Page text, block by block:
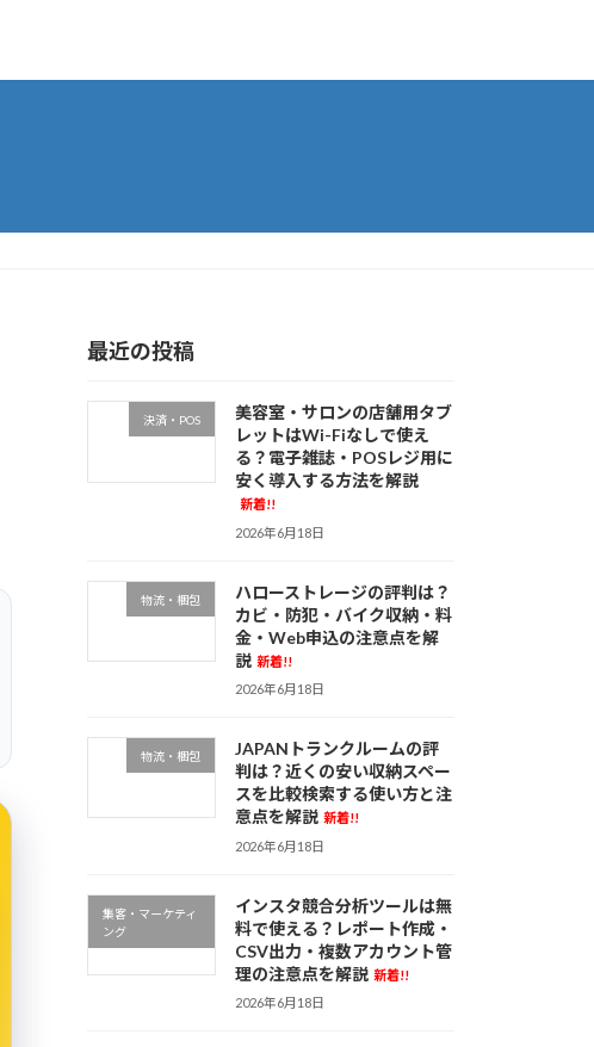
最近の投稿
決済・POS
美容室・サロンの店舗用タブ
レットはWi-Fiなしで使え
る？電子雑誌・POSレジ用に
安く導入する方法を解説
新着!!
2026年6月18日
物流・梱包
ハローストレージの評判は？
カビ・防犯・バイク収納・料
金・Web申込の注意点を解
説 新着!!
2026年6月18日
物流・梱包
JAPANトランクルームの評
判は？近くの安い収納スペー
スを比較検索する使い方と注
意点を解説 新着!!
2026年6月18日
集客・マーケティ
ング
インスタ競合分析ツールは無
料で使える？レポート作成・
CSV出力・複数アカウント管
理の注意点を解説 新着!!
2026年6月18日